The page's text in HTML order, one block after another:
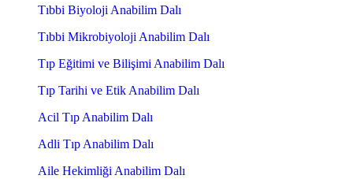
Tıbbi Biyoloji Anabilim Dalı
Tıbbi Mikrobiyoloji Anabilim Dalı
Tıp Eğitimi ve Bilişimi Anabilim Dalı
Tıp Tarihi ve Etik Anabilim Dalı
Acil Tıp Anabilim Dalı
Adli Tıp Anabilim Dalı
Aile Hekimliği Anabilim Dalı